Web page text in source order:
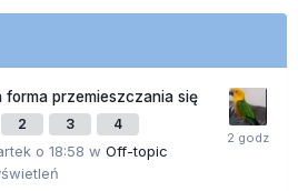
przemieszczania się
2 3 4
o 18:58 w Off-topic